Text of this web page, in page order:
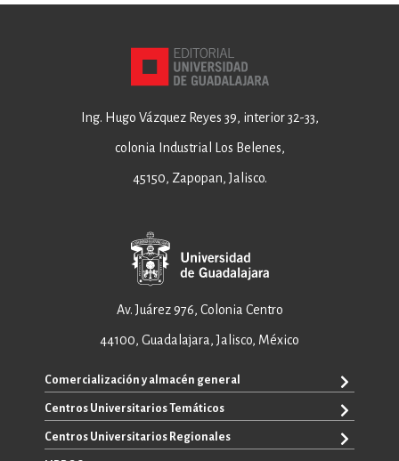
Ing. Hugo Vázquez Reyes 39, interior 32-33,
colonia Industrial Los Belenes,
45150, Zapopan, Jalisco.
Av. Juárez 976, Colonia Centro
44100, Guadalajara, Jalisco, México
Comercialización y almacén general
+52 33 3640 6326
+52 33 3640 4595
Centros Universitarios Temáticos
CUAAD
Centros Universitarios Regionales